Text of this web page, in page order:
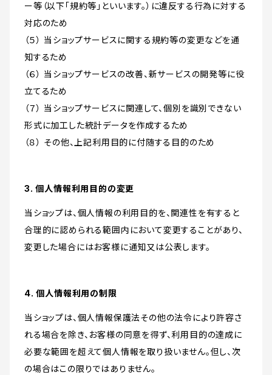
ー等（以下「規約等」といいます。）に違反する行為に対する
対応のため
（５） 当ショップサービスに関する規約等の変更などを通
知するため
（６） 当ショップサービスの改善、新サービスの開発等に役
立てるため
（７） 当ショップサービスに関連して、個別を識別できない
形式に加工した統計データを作成するため
（８） その他、上記利用目的に付随する目的のため
3. 個人情報利用目的の変更
当ショップは、個人情報の利用目的を、関連性を有すると
合理的に認められる範囲内において変更することがあり、
変更した場合にはお客様に通知又は公表します。
4. 個人情報利用の制限
当ショップは、個人情報保護法その他の法令により許容さ
れる場合を除き、お客様の同意を得ず、利用目的の達成に
必要な範囲を超えて個人情報を取り扱いません。但し、次
の場合はこの限りではありません。